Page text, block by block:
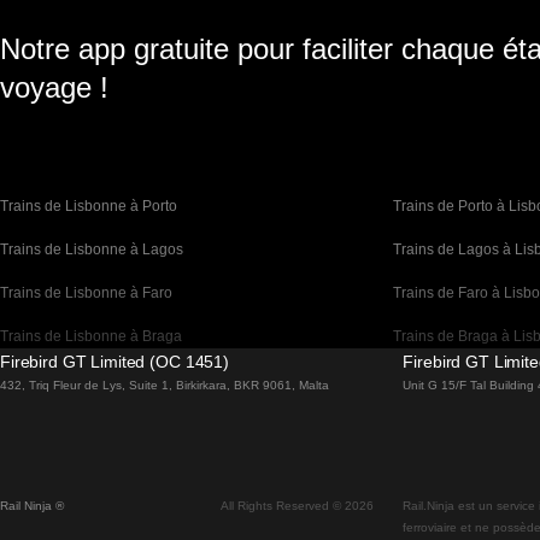
Notre app gratuite pour faciliter chaque
voyage !
Trains de Lisbonne à Porto Trains de Porto à
Trains de Lisbonne à Lagos Trains de Lagos à
Trains de Lisbonne à Faro Trains de Faro à
Trains de Lisbonne à Braga Trains de Braga à
Trains de Barcelone à Madrid Trains de Madrid à
Trains de Madrid à Séville Trains de Séville à
Firebird GT Limited (OC 1451)
432, Triq Fleur de Lys, Suite 1, Birkirkara, BKR 9061, Malta
Firebird GT
Unit G 15/F Tal
Rail Ninja ® All Rights Reserved © 2026
Rail.Ninja est un
ferroviaire et ne